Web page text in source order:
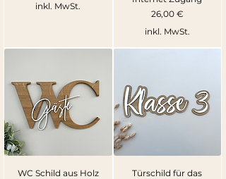
inkl. MwSt.
Preis
26,00 €
inkl. MwSt.
WC Schild aus Holz
Türschild für das